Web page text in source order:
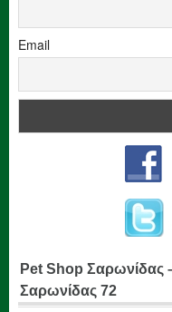
Email
Pet Shop Σαρωνίδας
Σαρωνίδας 72